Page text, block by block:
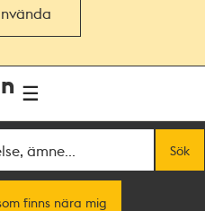
Sök
finns nära mig